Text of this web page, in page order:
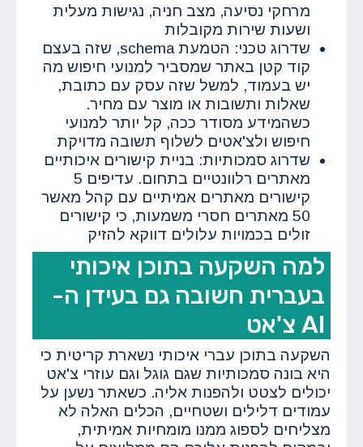
מרחקי נסיעה, מצב חניה, נגישות מעלית
ושעות שירות מקובלות
שדרוג טכני: הטמעת schema, שזה בעצם
קוד קטן באתר שמסביר למנועי חיפוש מה
יש בעמוד, למשל שזה עסק עם כתובת,
שאלות ותשובות או מוצר עם מחיר.
כשהמידע מסודר ככה, קל יותר למנועי
חיפוש ולצ'אטים לשלוף תשובה מדויקת
שדרוג סמכותיות: בניית קישורים איכותיים
מאתרים רלוונטיים בתחום. עדיפים 5
קישורים מאתרים אמיתיים עם קהל מאשר
50 מאתרים חסרי משמעות, כי קישורים
זולים בכמויות עלולים דווקא להזיק
למה השקעה בתוכן איכותי
בעברית חשובה גם בעידן ה-
AI צ'אט
השקעה בתוכן עברי איכותי נשארת קריטית כי
היא בונה סמכותיות שגם גוגל וגם עוזרי צ'אט
יכולים לצטט ולהפנות אליה. כשאתר נשען על
עמודים דלילים ושטחיים, הכלים האלה לא
מצליחים לספוג ממנו מומחיות אמיתית,